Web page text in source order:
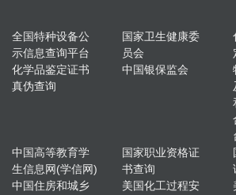
全国特种设备公
示信息查询平台
国家卫生健康委
员会
化学品鉴定证书
真伪查询
中国银保监会
中国高等教育学
生信息网(学信网)
国家职业资格证
书查询
中国住房和城乡
美国化工过程安